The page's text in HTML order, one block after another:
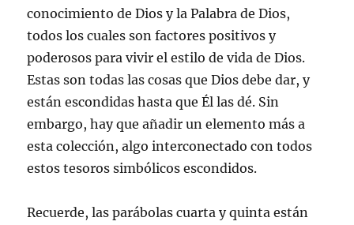
conocimiento de Dios y la Palabra de Dios,
todos los cuales son factores positivos y
poderosos para vivir el estilo de vida de Dios.
Estas son todas las cosas que Dios debe dar, y
están escondidas hasta que Él las dé. Sin
embargo, hay que añadir un elemento más a
esta colección, algo interconectado con todos
estos tesoros simbólicos escondidos.
Recuerde, las parábolas cuarta y quinta están